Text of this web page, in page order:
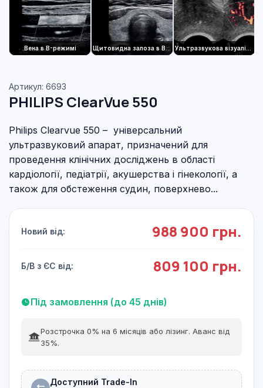
Вена в B-режимі Щитовидна залоза в B-режимі
Артикул: 6693
PHILIPS ClearVue 550
Philips Clearvue 550 – універсальний
ультразвуковий апарат, призначений для
проведення клінічних досліджень в області
кардіології, педіатрії, акушерства і гінекології, а
також для обстеження судин, поверхнево...
Новий від: 988 900 грн.
Б/В з ЄС від: 809 100 грн.
Під замовлення (до 45 днів)
Розстрочка 0% на 6 місяців або лізинг. Аванс від
35%.
Доступний Trade-In